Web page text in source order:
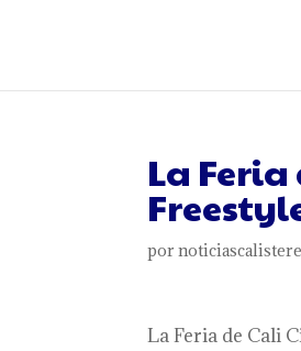
La
por
La Feria de Cali